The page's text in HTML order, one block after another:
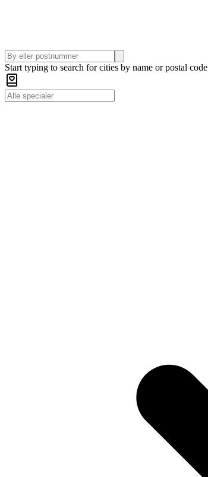
Start typing to search for cities by name or postal code